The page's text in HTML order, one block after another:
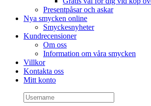
Presentpåsar och askar
Nya smycken online
Smyckesnyheter
Kundrecensioner
Om oss
Information om våra smycken
Villkor
Kontakta oss
Mitt konto